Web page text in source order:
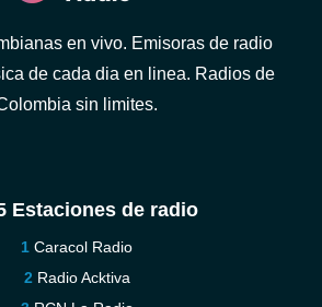
en vivo. Emisoras de radio
de cada dia en linea. Radios de
sin limites.
Estaciones de radio
Caracol Radio
Radio Acktiva